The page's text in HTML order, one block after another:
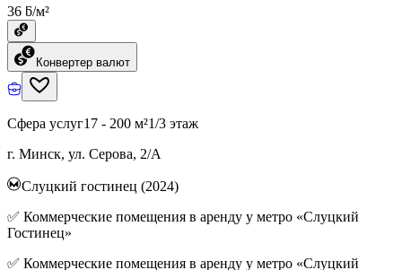
36 ƃ/м²
Конвертер валют
Сфера услуг17 - 200 м²1/3 этаж
г. Минск, ул. Серова, 2/А
Слуцкий гостинец (2024)
✅ Коммерческие помещения в аренду у метро «Слуцкий
Гостинец»
✅ Коммерческие помещения в аренду у метро «Слуцкий